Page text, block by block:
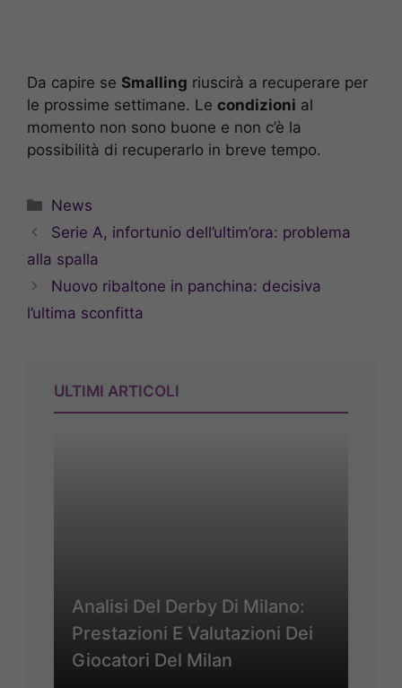
Da capire se Smalling riuscirà a recuperare per
le prossime settimane. Le condizioni al
momento non sono buone e non c’è la
possibilità di recuperarlo in breve tempo.
Categorie
News
Serie A, infortunio dell’ultim’ora: problema
alla spalla
Nuovo ribaltone in panchina: decisiva
l’ultima sconfitta
ULTIMI ARTICOLI
Analisi Del Derby Di Milano:
Prestazioni E Valutazioni Dei
Giocatori Del Milan